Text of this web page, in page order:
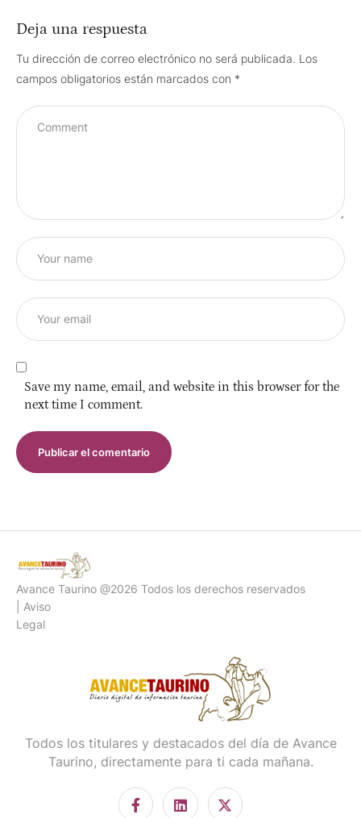
Deja una respuesta
Tu dirección de correo electrónico no será publicada. Los
campos obligatorios están marcados con *
Save my name, email, and website in this browser for the
next time I comment.
Avance Taurino @2026 Todos los derechos reservados
| Aviso
Legal
Todos los titulares y destacados del día de Avance
Taurino, directamente para ti cada mañana.